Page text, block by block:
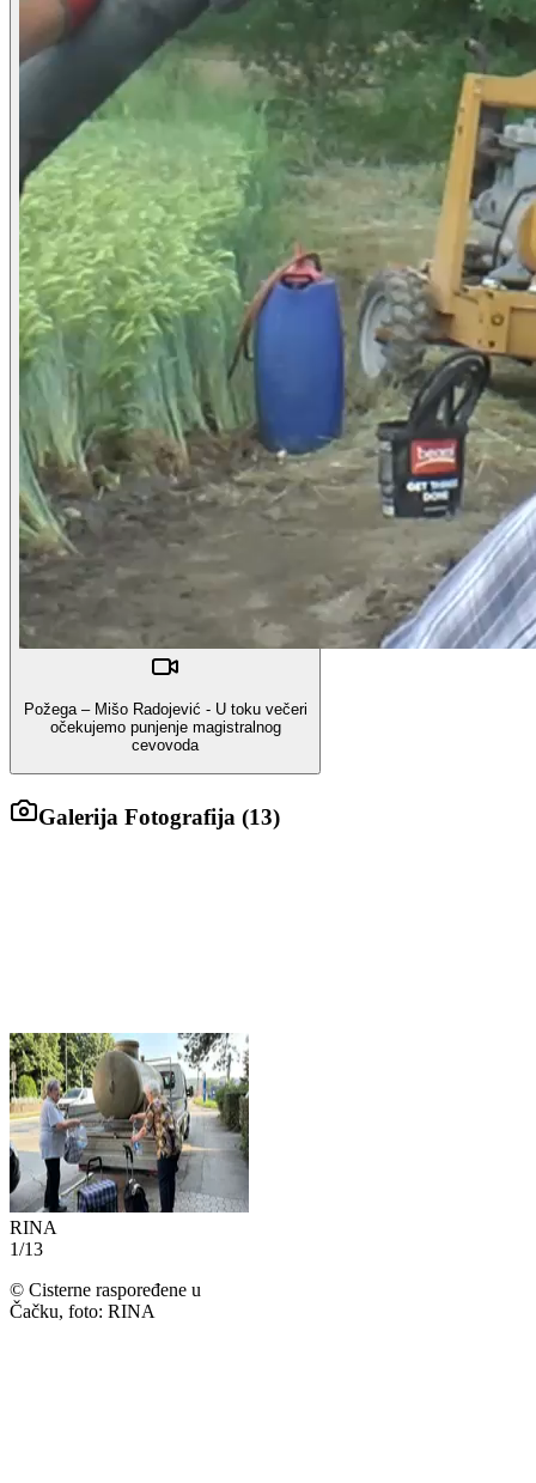
Požega – Mišo Radojević - U toku večeri
očekujemo punjenje magistralnog
cevovoda
Galerija Fotografija (13)
RINA
1/13
© Cisterne raspoređene u
Čačku, foto: RINA